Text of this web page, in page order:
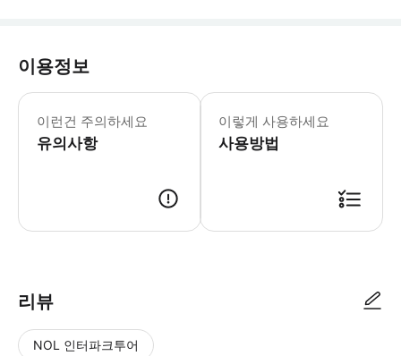
이용정보
이런건 주의하세요
유의사항
이 교통편 서비스는 뉴욕에 위치한 숙
이렇게 사용하세요
사용방법
리뷰
NOL 인터파크투어